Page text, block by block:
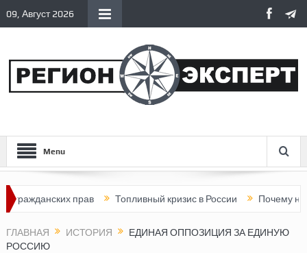
09, Август 2026
Menu
прав Топливный кризис в России Почему
ГЛАВНАЯ ИСТОРИЯ
ЕДИНАЯ ОППОЗИЦИЯ ЗА ЕДИНУЮ
РОССИЮ